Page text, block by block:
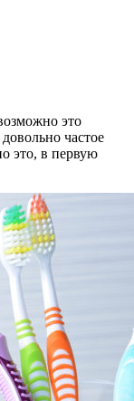
это
частое
это, в первую